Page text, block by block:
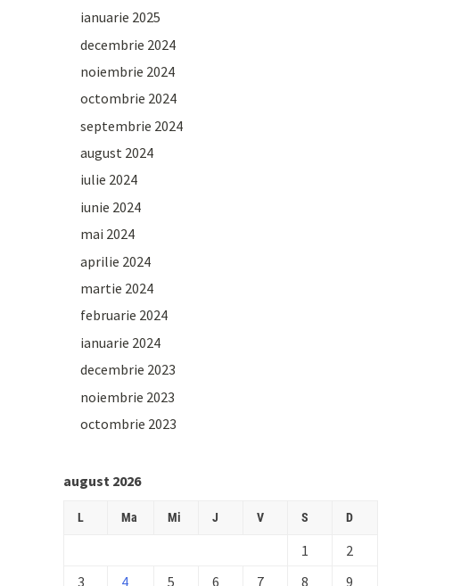
ianuarie 2025
decembrie 2024
noiembrie 2024
octombrie 2024
septembrie 2024
august 2024
iulie 2024
iunie 2024
mai 2024
aprilie 2024
martie 2024
februarie 2024
ianuarie 2024
decembrie 2023
noiembrie 2023
octombrie 2023
august 2026
L Ma Mi J V S D
1
2
3
4 5 6 7 8 9